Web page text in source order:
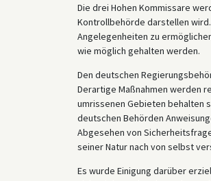
Die drei Hohen Kommissare
Kontrollbehörde darstellen
Angelegenheiten zu
wie möglich gehalten werden.
Den deutschen
Derartige Maßnahmen werden
umrissenen Gebieten behalten
deutschen Behörden
Abgesehen von
seiner Natur nach von selbst
Es wurde Einigung darüber